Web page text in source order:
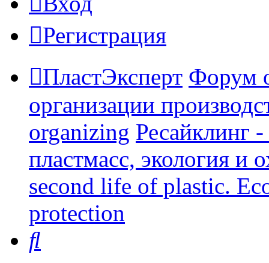
Регистрация
ПластЭксперт Форум
организации
organizing Ресайклинг
пластмасс, экология и
second life of plastic.
protection